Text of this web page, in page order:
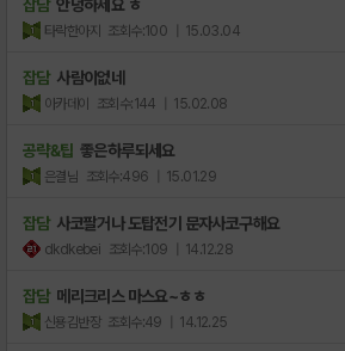
잡담 안녕하세요 ㅎ
타락한아지 조회수:100 | 15.03.04
잡담 사람이없네
아카데이 조회수:144 | 15.02.08
공략&팁 좋은하루되세요
은결님 조회수:496 | 15.01.29
잡담 사코팔거나 도탑전기 문자사코구해요
dkdkebei 조회수:109 | 14.12.28
잡담 메리크리스 마스요~ㅎㅎ
신용김반장 조회수:49 | 14.12.25